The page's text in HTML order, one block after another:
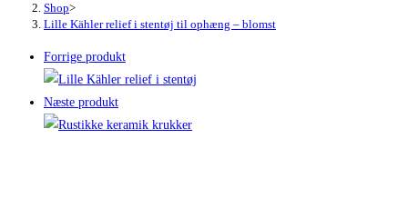
antal
Shop>
Lille Kähler relief i stentøj til ophæng – blomst
Forrige produkt
Næste produkt